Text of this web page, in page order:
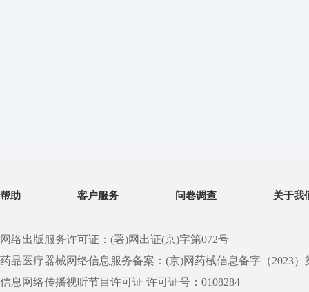
帮助 客户服务 问卷调查 关于我
网络出版服务许可证：(署)网出证(京)字第072号
药品医疗器械网络信息服务备案：(京)网药械信息备字（2023）
信息网络传播视听节目许可证 许可证号：0108284